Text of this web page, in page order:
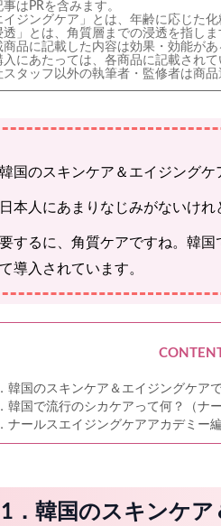
はPRを含みます。
イジングケア」とは、年齢に応じた
透」とは、角質層までの浸透を指しま
商品に記載した内容は効果・効能が
入にあたっては、各商品に記載され
スタッフ以外の執筆者・監修者は商品
韓国のスキンケア＆エイジングケ
日本人にあまりなじみがないけ
要するに、角質ケアですね。韓
て導入されています。
韓国のスキンケア＆エイジングケア
韓国で流行のシカケアって何？（ナ
ナールスエイジングケアアカデミー
1．韓国のスキンケ